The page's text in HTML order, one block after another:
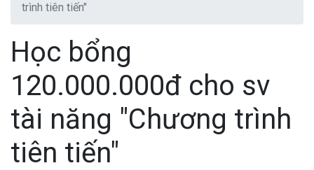
trình tiên tiến"
Học bổng
120.000.000đ cho sv
tài năng "Chương trình
tiên tiến"